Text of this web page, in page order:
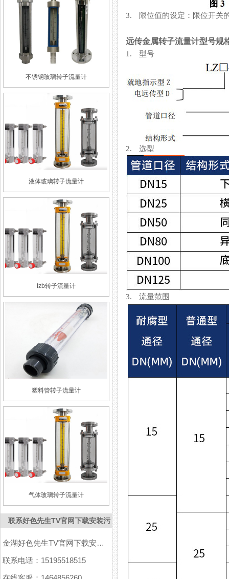
不锈钢玻璃转子流量计
液体玻璃转子流量计
lzb转子流量计
塑料管转子流量计
气体玻璃转子流量计
联系好色先生TV官网下载安装污
金湖好色先生TV官网下载安装污仪表有限公司
联系电话：15195518515
3. 限位值的设定：限位开
远传金属转子流量计型号规
1. 型号
2. 选型
3. 流量范围